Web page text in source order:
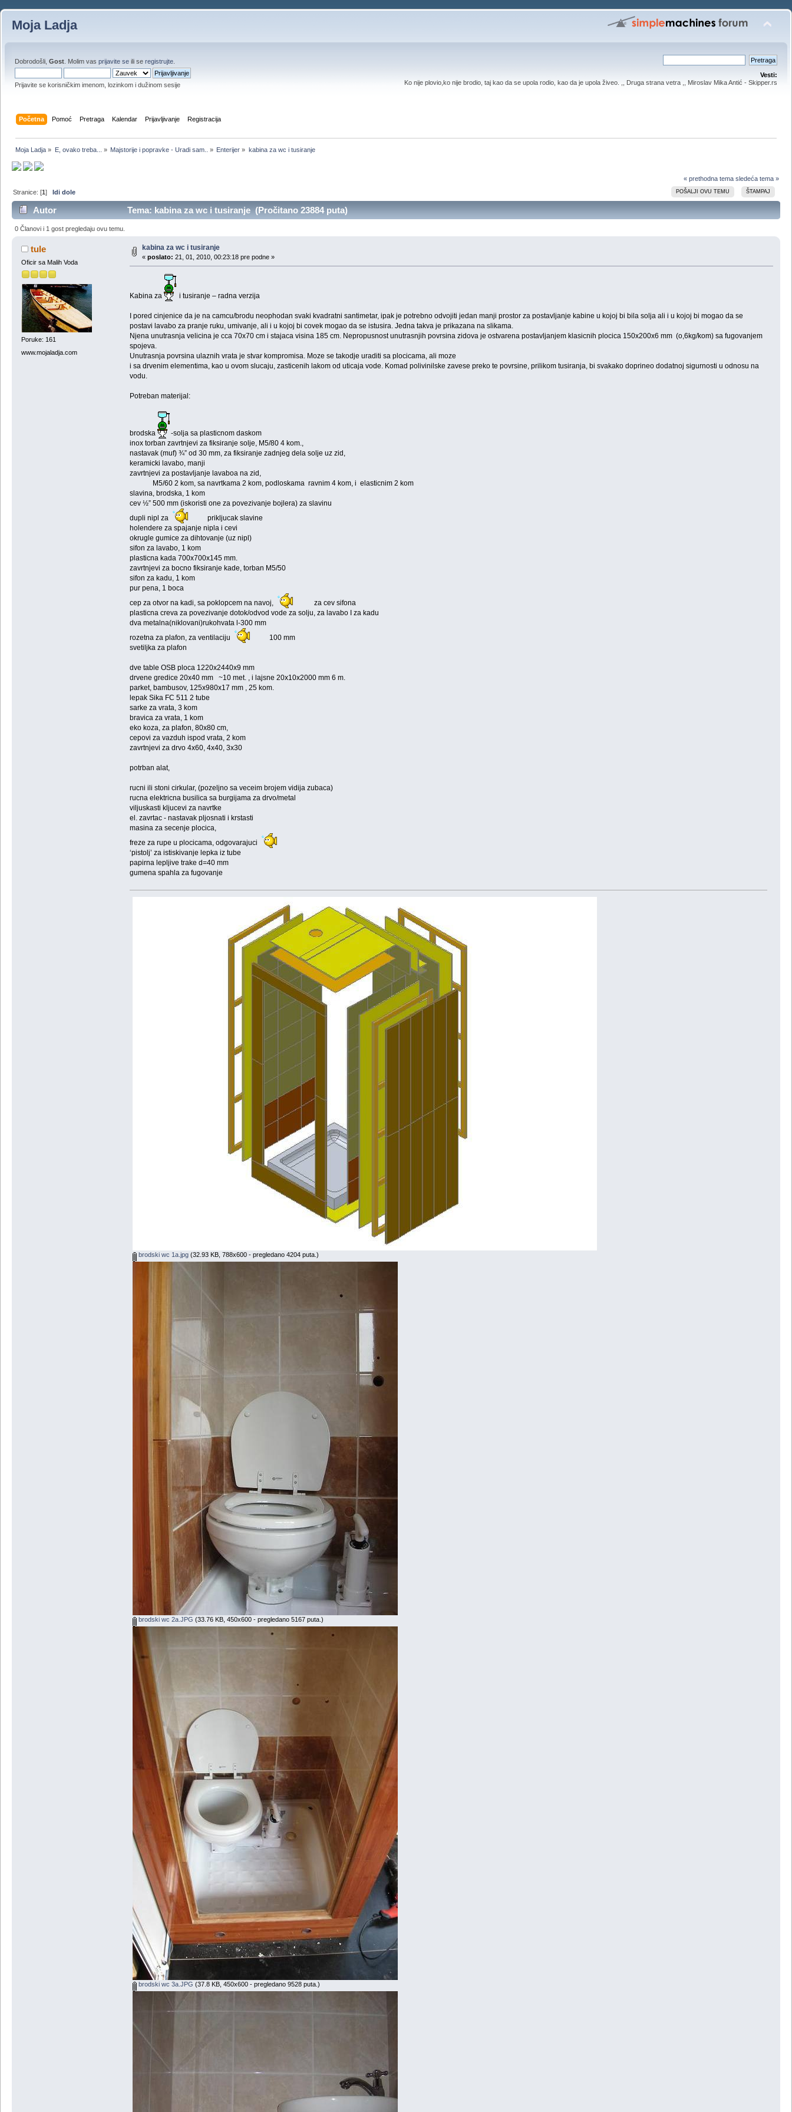
Moja Ladja
Dobrodošli, Gost . Molim vas prijavite se ili se registrujte
Prijavite se korisničkim imenom, lozinkom i dužinom sesije
Vesti:
Ko nije plovio,ko nije brodio, taj kao da se upola rodio, kao da je upola živeo. ,, Druga strana vetra ,, Miroslav Mika Antić - Skipper.rs
Početna Pomoć Pretraga Kalendar Prijavljivanje Registracija
Moja Ladja » E, ovako treba... » Majstorije i popravke - Uradi sam.. » Enterijer » kabina za wc i tusiranje
« prethodna tema sledeća tema »
POŠALJI OVU TEMU ŠTAMPAJ
Stranice: [1]Idi dole
Autor Tema: kabina za wc i tusiranje (Pročitano 23884 puta)
0 Članovi i 1 gost pregledaju ovu temu.
tule
Oficir sa Malih Voda
Poruke: 161
www.mojaladja.com
kabina za wc i tusiranje
« poslato: 21, 01, 2010, 00:23:18 pre podne »
Kabina za i tusiranje – radna verzija
I pored cinjenice da je na camcu/brodu neophodan svaki kvadratni santimetar, ipak je potrebno odvojiti jedan manji prostor za postavljanje kabine u kojoj bi bila solja ali i u kojoj bi mogao da se
postavi lavabo za pranje ruku, umivanje, ali i u kojoj bi covek mogao da se istusira. Jedna takva je prikazana na slikama.
Njena unutrasnja velicina je cca 70x70 cm i stajaca visina 185 cm. Nepropusnost unutrasnjih povrsina zidova je ostvarena postavljanjem klasicnih plocica 150x200x6 mm (o,6kg/kom) sa fugovanjem
spojeva.
Unutrasnja povrsina ulaznih vrata je stvar kompromisa. Moze se takodje uraditi sa plocicama, ali moze
i sa drvenim elementima, kao u ovom slucaju, zasticenih lakom od uticaja vode. Komad polivinilske zavese preko te povrsine, prilikom tusiranja, bi svakako doprineo dodatnoj sigurnosti u odnosu na
vodu.
Potreban materijal:
brodska
-solja sa plasticnom daskom
inox torban zavrtnjevi za fiksiranje solje, M5/80 4 kom.,
nastavak (muf) ¾” od 30 mm, za fiksiranje zadnjeg dela solje uz zid,
keramicki lavabo, manji
zavrtnjevi za postavljanje lavaboa na zid,
M5/60 2 kom, sa navrtkama 2 kom, podloskama ravnim 4 kom, i elasticnim 2 kom
slavina, brodska, 1 kom
cev ½” 500 mm (iskoristi one za povezivanje bojlera) za slavinu
dupli nipl za
prikljucak slavine
holendere za spajanje nipla i cevi
okrugle gumice za dihtovanje (uz nipl)
sifon za lavabo, 1 kom
plasticna kada 700x700x145 mm.
zavrtnjevi za bocno fiksiranje kade, torban M5/50
sifon za kadu, 1 kom
pur pena, 1 boca
cep za otvor na kadi, sa poklopcem na navoj,
za cev sifona
plasticna creva za povezivanje dotok/odvod vode za solju, za lavabo I za kadu
dva metalna(niklovani)rukohvata l-300 mm
rozetna za plafon, za ventilaciju
100 mm
svetiljka za plafon
dve table OSB ploca 1220x2440x9 mm
drvene gredice 20x40 mm ~10 met. , i lajsne 20x10x2000 mm 6 m.
parket, bambusov, 125x980x17 mm , 25 kom.
lepak Sika FC 511 2 tube
sarke za vrata, 3 kom
bravica za vrata, 1 kom
eko koza, za plafon, 80x80 cm,
cepovi za vazduh ispod vrata, 2 kom
zavrtnjevi za drvo 4x60, 4x40, 3x30
potrban alat,
rucni ili stoni cirkular, (pozeljno sa veceim brojem vidija zubaca)
rucna elektricna busilica sa burgijama za drvo/metal
viljuskasti kljucevi za navrtke
el. zavrtac - nastavak pljosnati i krstasti
masina za secenje plocica,
freze za rupe u plocicama, odgovarajuci
‘pistolj’ za istiskivanje lepka iz tube
papirna lepljive trake d=40 mm
gumena spahla za fugovanje
brodski wc 1a.jpg(32.93 KB, 788x600 - pregledano 4204 puta.)
brodski wc 2a.JPG (33.76 KB, 450x600 - pregledano 5167 puta.)
brodski wc 3a.JPG (37.8 KB, 450x600 - pregledano 9528 puta.)